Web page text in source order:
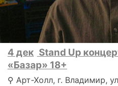
4 дек Stand Up
«Базар» 18+
⚲ Арт-Холл, г. Владимир,